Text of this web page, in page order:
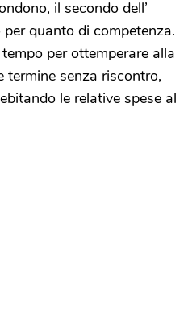
il secondo dell’
quanto di competenza.
per ottemperare alla
termine senza riscontro,
le relative spese al